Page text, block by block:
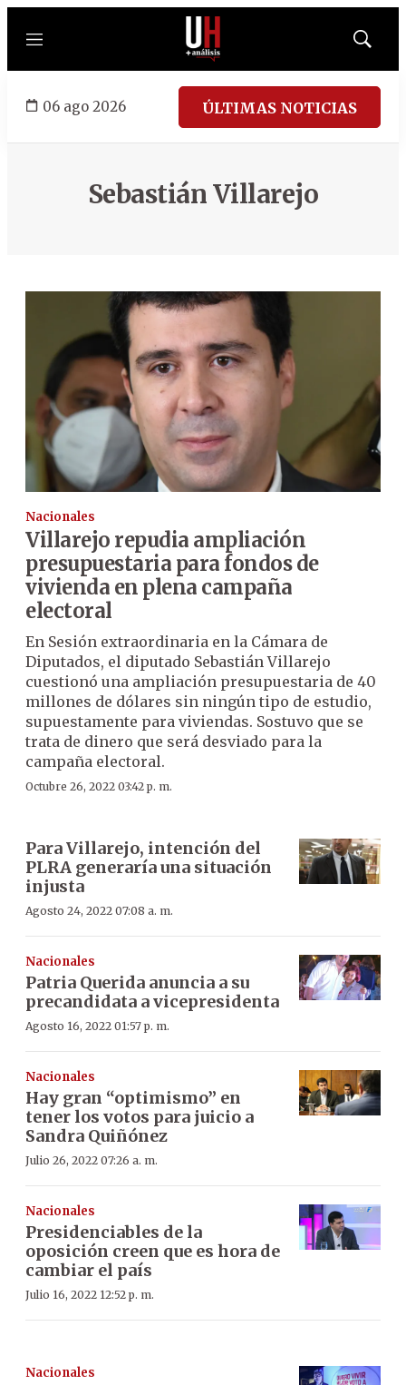
Menú
Mostrar
06 ago 2026 ÚLTIMAS NOTICIAS
Sebastián Villarejo
Nacionales
Villarejo repudia ampliación
presupuestaria para fondos de
vivienda en plena campaña
electoral
En Sesión extraordinaria en la Cámara de
Diputados, el diputado Sebastián Villarejo
cuestionó una ampliación presupuestaria de 40
millones de dólares sin ningún tipo de estudio,
supuestamente para viviendas. Sostuvo que se
trata de dinero que será desviado para la
campaña electoral.
Octubre 26, 2022 03:42 p. m.
Para Villarejo, intención del
PLRA generaría una situación
injusta
Agosto 24, 2022 07:08 a. m.
Nacionales
Patria Querida anuncia a su
precandidata a vicepresidenta
Agosto 16, 2022 01:57 p. m.
Nacionales
Hay gran “optimismo” en
tener los votos para juicio a
Sandra Quiñónez
Julio 26, 2022 07:26 a. m.
Nacionales
Presidenciables de la
oposición creen que es hora de
cambiar el país
Julio 16, 2022 12:52 p. m.
Nacionales